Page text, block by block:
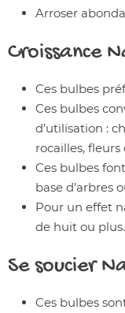
Arroser
Croissance
Ces bulbes
Ces bulbes
d’utilisation :
rocailles,
Ces bulbes
base d’arbres
Pour un effet
de huit ou plus.
Se soucier
Ces bulbes